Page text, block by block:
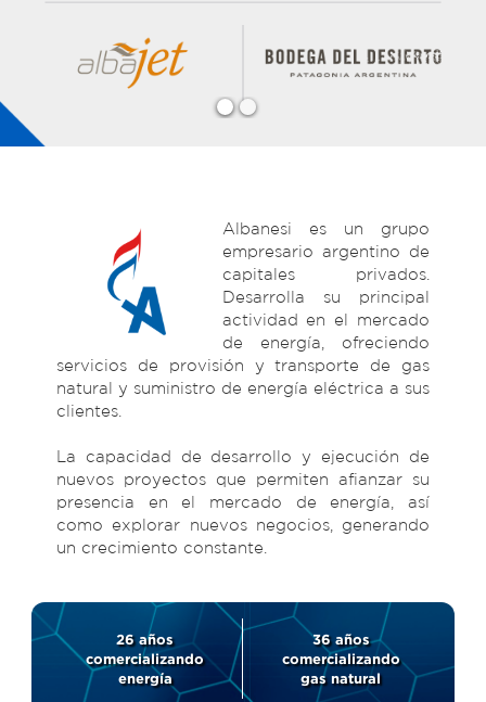
Albanesi es un grupo
empresario argentino de
capitales privados.
Desarrolla su principal
actividad en el mercado
de energía, ofreciendo
servicios de provisión y transporte de gas
natural y suministro de energía eléctrica a sus
clientes.
La capacidad de desarrollo y ejecución de
nuevos proyectos que permiten afianzar su
presencia en el mercado de energía, así
como explorar nuevos negocios, generando
un crecimiento constante.
26años
comercializando
energía
36años
comercializando
gas natural